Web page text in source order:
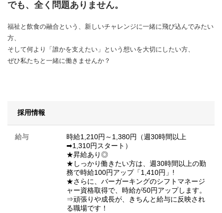
でも、全く問題ありません。
福祉と飲食の融合という、新しいチャレンジに一緒に飛び込んでみたい
方、
そして何より「誰かを支えたい」という想いを大切にしたい方、
ぜひ私たちと一緒に働きませんか？
採用情報
給与
時給1,210円～1,380円（週30時間以上
➡1,310円スタート）
★昇給あり◎
★しっかり働きたい方は、週30時間以上の勤
務で時給100円アップ「1,410円」!
★さらに、バーガーキングのシフトマネージ
ャー資格取得で、時給が50円アップします。
⇒頑張りや成長が、きちんと給与に反映され
る職場です！